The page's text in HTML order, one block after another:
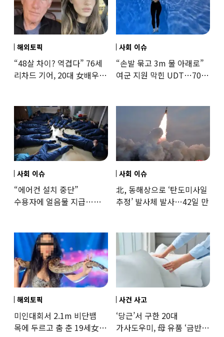
해외토픽
“48살 차이? 역겹다” 76세
리차드 기어, 20대 女배우와
사회 이슈
“손발 묶고 3m 물 아래로”
여군 지원 막힌 UDT…707
사회 이슈
“에어컨 설치 중단”
수용자에 얼음물 지급…
사회 이슈
北, 동해상으로 ‘탄도미사일
추정’ 발사체 발사…42일 만
해외토픽
미인대회서 2.1m 비단뱀
목에 두르고 춤 춘 19세女
사건 사고
‘당근’서 구한 20대
가사도우미, 母 유품 ‘금반지